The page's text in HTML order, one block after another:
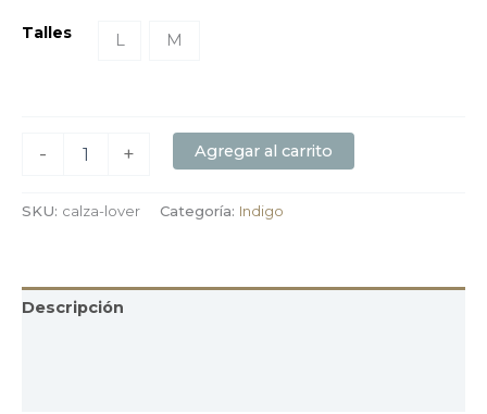
Talles L M
- + Agregar al carrito
SKU: calza-lover Categoría: Indigo
Descripción